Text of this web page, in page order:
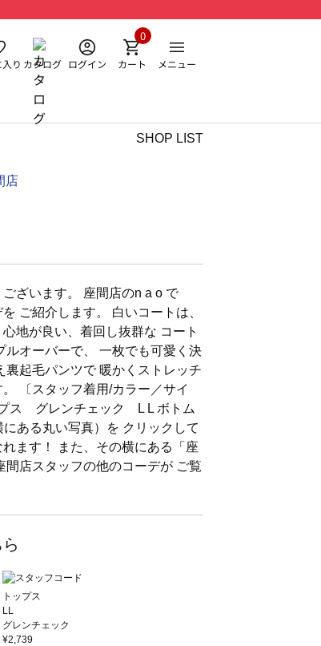
り カタログ ログイン カート
0
メニュー
SHOP LIST
店
ざいます。 座間店のn a o で
ご紹介します。 白いコートは、
地が良い、着回し抜群な コート
ルオーバーで、 一枚でも可愛く決
裏起毛パンツで 暖かくストレッチ
〔スタッフ着用/カラー／サイ
ス グレンチェック L L ボトム
ある丸い写真）を クリックして
ます！ また、その横にある「座
間店スタッフの他のコーデが ご覧
トップス
LL
グレンチェック
¥2,739